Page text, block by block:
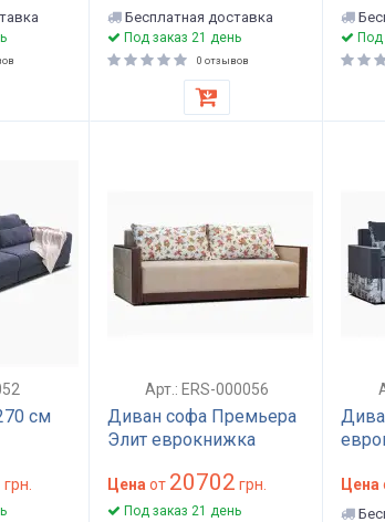
Бесплатная доставка
Под заказ 21 день
0 отзывов
Под
см
грн.
Арт.: ERS-000056
Диван софа Премьера
Элит еврокнижка
Цена от 20702 грн.
Под заказ 21 день
Цена